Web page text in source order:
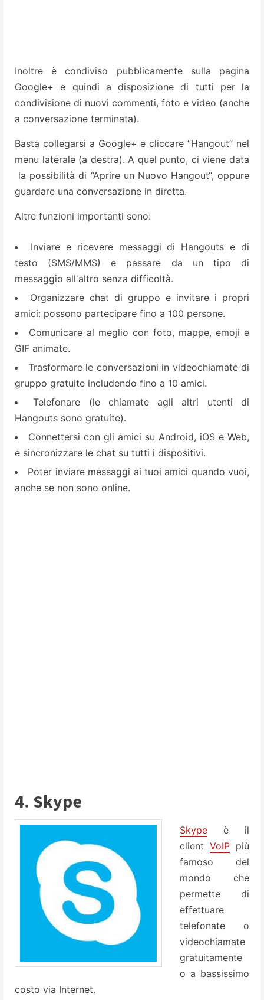
Inoltre è condiviso pubblicamente sulla pagina
Google+ e quindi a disposizione di tutti per la
condivisione di nuovi commenti, foto e video (anche
a conversazione terminata).
Basta collegarsi a Google+ e cliccare “Hangout” nel
menu laterale (a destra). A quel punto, ci viene data
la possibilità di “Aprire un Nuovo Hangout“, oppure
guardare una conversazione in diretta.
Altre funzioni importanti sono:
Inviare e ricevere messaggi di Hangouts e di
testo (SMS/MMS) e passare da un tipo di
messaggio all'altro senza difficoltà.
Organizzare chat di gruppo e invitare i propri
amici: possono partecipare fino a 100 persone.
Comunicare al meglio con foto, mappe, emoji e
GIF animate.
Trasformare le conversazioni in videochiamate di
gruppo gratuite includendo fino a 10 amici.
Telefonare (le chiamate agli altri utenti di
Hangouts sono gratuite).
Connettersi con gli amici su Android, iOS e Web,
e sincronizzare le chat su tutti i dispositivi.
Poter inviare messaggi ai tuoi amici quando vuoi,
anche se non sono online.
4. Skype
Skype è il
client VoIP più
famoso del
mondo che
permette di
effettuare
telefonate o
videochiamate
gratuitamente
o a bassissimo
costo via Internet.